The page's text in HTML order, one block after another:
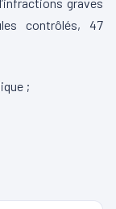
contrôlés, 47
;